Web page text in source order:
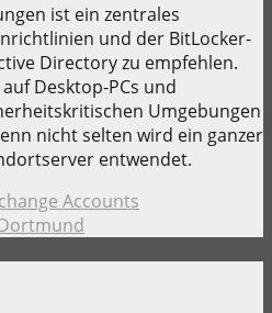
ist ein zentrales
und der BitLocker-
Directory zu empfehlen.
Desktop-PCs und
Umgebungen
nicht selten wird ein ganzer
entwendet.
Accounts